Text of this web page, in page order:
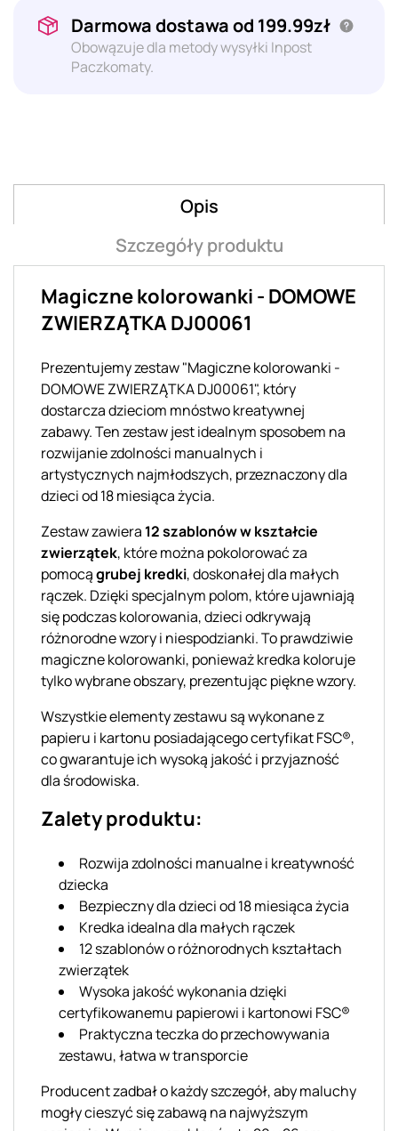
Darmowa dostawa od 199.99zł
Obowązuje dla metody wysyłki Inpost
Paczkomaty.
Opis
Szczegóły produktu
Magiczne kolorowanki - DOMOWE
ZWIERZĄTKA DJ00061
Prezentujemy zestaw "Magiczne kolorowanki -
DOMOWE ZWIERZĄTKA DJ00061", który
dostarcza dzieciom mnóstwo kreatywnej
zabawy. Ten zestaw jest idealnym sposobem na
rozwijanie zdolności manualnych i
artystycznych najmłodszych, przeznaczony dla
dzieci od 18 miesiąca życia.
Zestaw zawiera 12 szablonów w kształcie
zwierzątek, które można pokolorować za
pomocągrubej kredki, doskonałej dla małych
rączek. Dzięki specjalnym polom, które ujawniają
się podczas kolorowania, dzieci odkrywają
różnorodne wzory i niespodzianki. To prawdziwie
magiczne kolorowanki, ponieważ kredka koloruje
tylko wybrane obszary, prezentując piękne wzory.
Wszystkie elementy zestawu są wykonane z
papieru i kartonu posiadającego certyfikat FSC®,
co gwarantuje ich wysoką jakość i przyjazność
dla środowiska.
Zalety produktu:
Rozwija zdolności manualne i kreatywność
dziecka
Bezpieczny dla dzieci od 18 miesiąca życia
Kredka idealna dla małych rączek
12 szablonów o różnorodnych kształtach
zwierzątek
Wysoka jakość wykonania dzięki
certyfikowanemu papierowi i kartonowi FSC®
Praktyczna teczka do przechowywania
zestawu, łatwa w transporcie
Producent zadbał o każdy szczegół, aby maluchy
mogły cieszyć się zabawą na najwyższym